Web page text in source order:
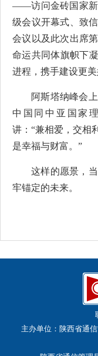
——访问金砖国家新
级会议开幕式、致
会议以及此次出席
命运共同体旗帜下
进程，携手建设更美
阿斯塔纳峰会
中国同中亚国家
讲：“兼相爱，交相
是幸福与财富。”
这样的愿景，
牢锚定的未来。
主办单位：陕西省通